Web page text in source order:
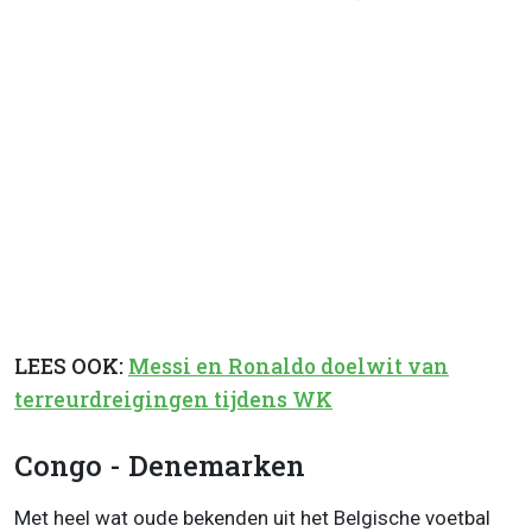
LEES OOK: Messi en Ronaldo doelwit van
terreurdreigingen tijdens WK
Congo - Denemarken
Met heel wat oude bekenden uit het Belgische voetbal